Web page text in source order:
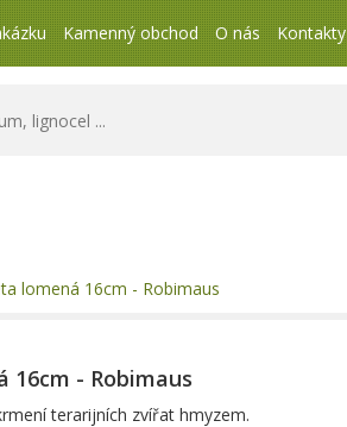
Kamenný obchod O nás Kontakty
lomená 16cm - Robimaus
16cm - Robimaus
terarijních zvířat hmyzem.